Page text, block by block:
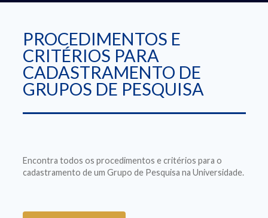
PROCEDIMENTOS E
CRITÉRIOS PARA
CADASTRAMENTO DE
GRUPOS DE PESQUISA
Encontra todos os procedimentos e critérios para o
cadastramento de um Grupo de Pesquisa na Universidade.